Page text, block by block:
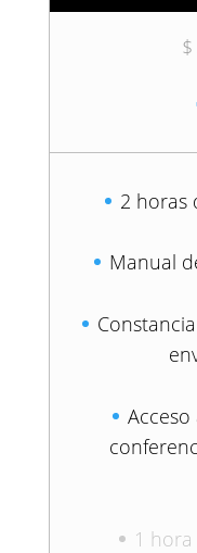
$
2 horas
Manual
1